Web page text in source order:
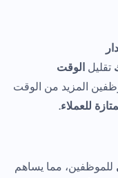
تقليل الوقت
المزيد من الوقت
للعملاء.
للموظفين، مما يساهم